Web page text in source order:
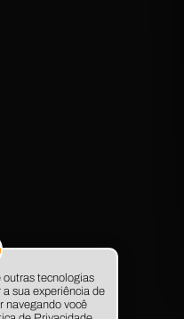
Especializada
outras tecnologias
sua experiência de
navegando você